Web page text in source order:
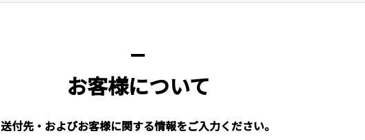
お客様について
送付先・およびお客様に関する情報をご入力ください。